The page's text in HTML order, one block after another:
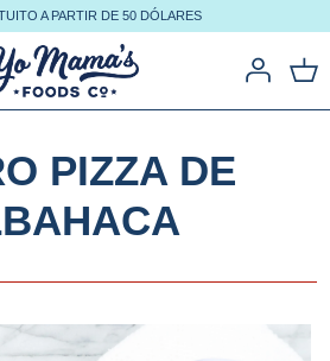
A PARTIR DE 50 DÓLARES
PIZZA DE